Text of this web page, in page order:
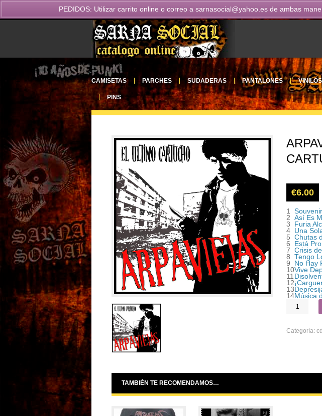
CAMISETAS PARCHES SUDADERAS PANTALONES VINILOS
PINS
€6.00
1
2
Así Es
3
Furia
4 Una
5
Chutas
6
Está
7
Crisis
8
Tengo
9
No Hay
10Vive
11
12
13
14Música
Categoría:
TAMBIÉN TE RECOMENDAMOS…
PEDIDOS: Utilizar carrito online o correo a sarnasocial@yahoo.es de ambas